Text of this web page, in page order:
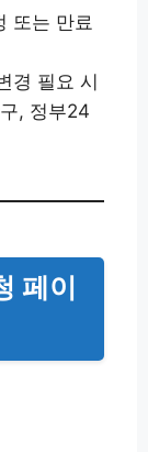
또는 만료
경 필요 시
, 정부24
페이